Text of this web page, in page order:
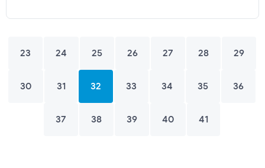
23 24 25 26 27 28 29
30 31 32 33 34 35 36
37 38 39 40 41